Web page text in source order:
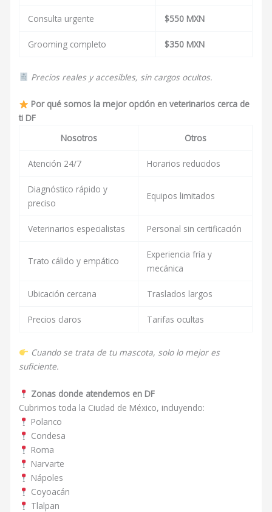
Consulta urgente $550 MXN
Grooming completo $350 MXN
Precios reales y accesibles, sin cargos ocultos.
Por qué somos la mejor opción en veterinarios cerca de
ti DF
Nosotros
Otros
Atención 24/7 Horarios reducidos
Diagnóstico rápido y
preciso
Equipos limitados
Veterinarios especialistas Personal sin certificación
Trato cálido y empático
Experiencia fría y
mecánica
Ubicación cercana Traslados largos
Precios claros Tarifas ocultas
Cuando se trata de tu mascota, solo lo mejor es
suficiente.
Zonas donde atendemos en DF
Cubrimos toda la Ciudad de México, incluyendo:
Polanco
Condesa
Roma
Narvarte
Nápoles
Coyoacán
Tlalpan